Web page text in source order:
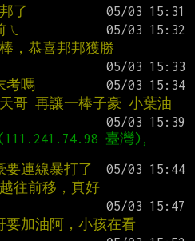
了
，恭喜邦邦獲勝
考嗎
哥 再讓一棒子豪 小葉油
臺灣),
連線暴打了
往前移，真好
要加油阿，小孩在看